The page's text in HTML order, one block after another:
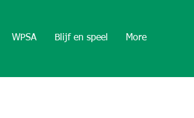
WPSA Blijf en speel More